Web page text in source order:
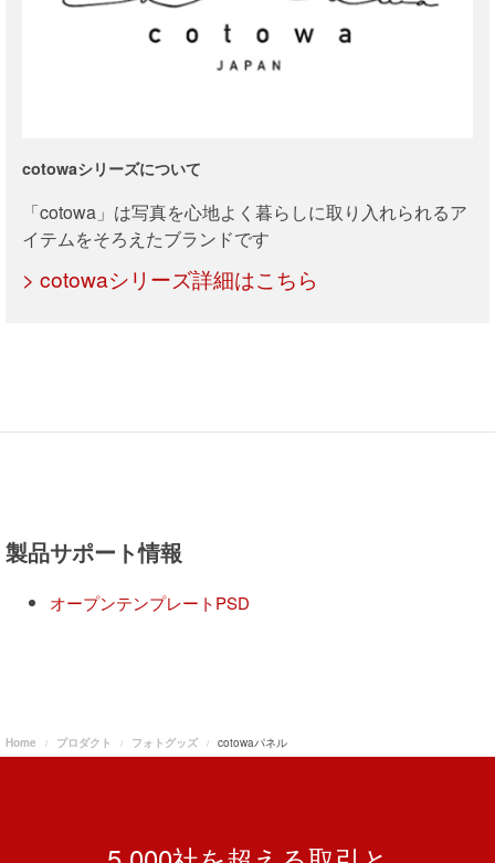
cotowaシリーズについて
「cotowa」は写真を心地よく暮らしに取り入れられるア
イテムをそろえたブランドです
> cotowaシリーズ詳細はこちら
製品サポート情報
オープンテンプレートPSD
Home プロダクト フォトグッズ cotowaパネル